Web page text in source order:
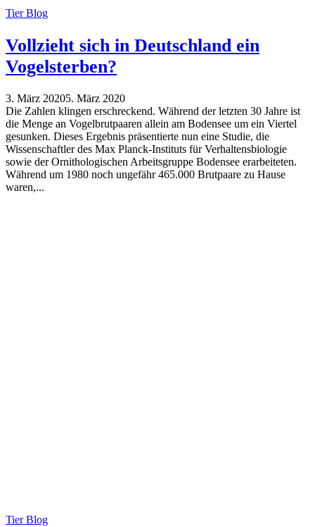
Tier Blog
Vollzieht sich in Deutschland ein
Vogelsterben?
3. März 20205. März 2020
Die Zahlen klingen erschreckend. Während der letzten 30 Jahre ist
die Menge an Vogelbrutpaaren allein am Bodensee um ein Viertel
gesunken. Dieses Ergebnis präsentierte nun eine Studie, die
Wissenschaftler des Max Planck-Instituts für Verhaltensbiologie
sowie der Ornithologischen Arbeitsgruppe Bodensee erarbeiteten.
Während um 1980 noch ungefähr 465.000 Brutpaare zu Hause
waren,...
Tier Blog